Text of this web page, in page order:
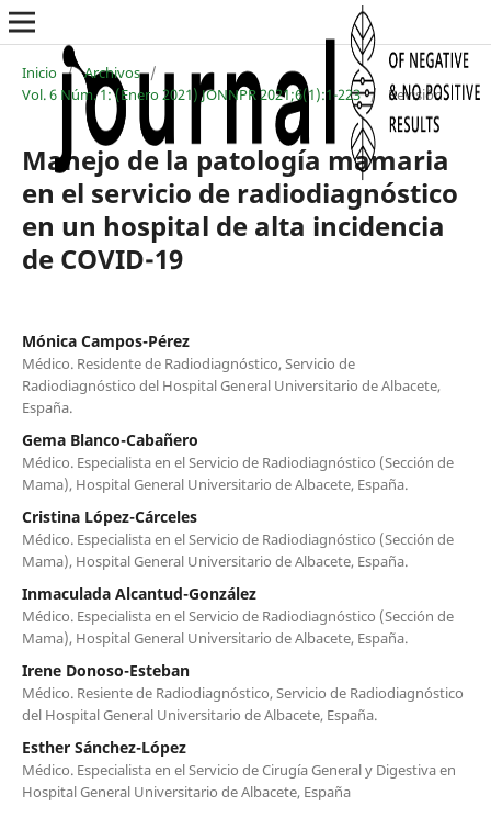
Inicio / Archivos /
Vol. 6 Núm. 1: (Enero 2021) JONNPR 2021;6(1):1-223 / Revisión
Manejo de la patología mamaria
en el servicio de radiodiagnóstico
en un hospital de alta incidencia
de COVID-19
Mónica Campos-Pérez
Médico. Residente de Radiodiagnóstico, Servicio de
Radiodiagnóstico del Hospital General Universitario de Albacete,
España.
Gema Blanco-Cabañero
Médico. Especialista en el Servicio de Radiodiagnóstico (Sección de
Mama), Hospital General Universitario de Albacete, España.
Cristina López-Cárceles
Médico. Especialista en el Servicio de Radiodiagnóstico (Sección de
Mama), Hospital General Universitario de Albacete, España.
Inmaculada Alcantud-González
Médico. Especialista en el Servicio de Radiodiagnóstico (Sección de
Mama), Hospital General Universitario de Albacete, España.
Irene Donoso-Esteban
Médico. Resiente de Radiodiagnóstico, Servicio de Radiodiagnóstico
del Hospital General Universitario de Albacete, España.
Esther Sánchez-López
Médico. Especialista en el Servicio de Cirugía General y Digestiva en
Hospital General Universitario de Albacete, España